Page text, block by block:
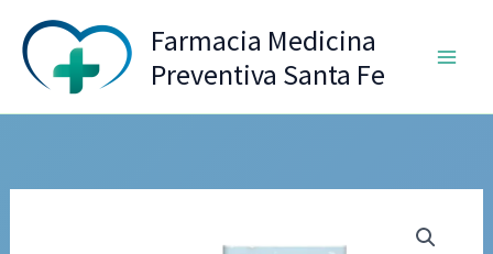
contenido
Farmacia Medicina
Preventiva Santa Fe